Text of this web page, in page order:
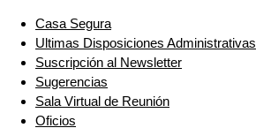
Casa Segura
Ultimas Disposiciones Administrativas
Suscripción al Newsletter
Sugerencias
Sala Virtual de Reunión
Oficios